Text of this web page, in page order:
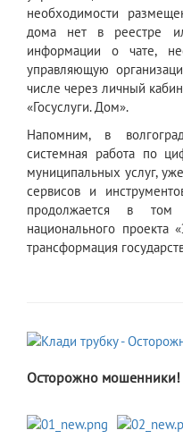
необходимости
дома нет в реестре
информации о чате,
управляющую
числе через личный
«Госуслуги. Дом».
Напомним, в
системная работа по
муниципальных услуг,
сервисов и
продолжается в том
национального проекта
трансформация
Осторожно мошенники!